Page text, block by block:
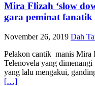
Mira Flizah ‘slow
gara peminat fanatik
November 26, 2019 Dah
Pelakon cantik manis Mira
Telenovela yang
yang lalu mengakui,
[…]